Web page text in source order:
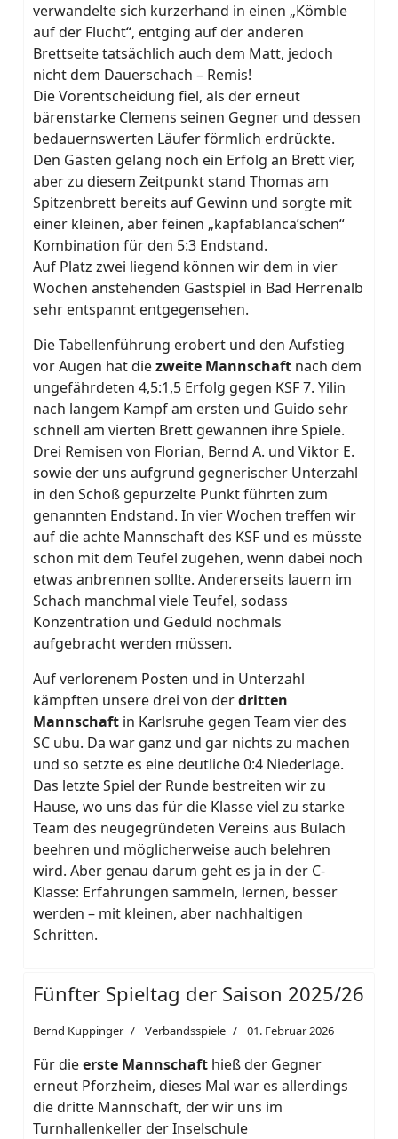
verwandelte sich kurzerhand in einen „Kömble
auf der Flucht“, entging auf der anderen
Brettseite tatsächlich auch dem Matt, jedoch
nicht dem Dauerschach – Remis!
Die Vorentscheidung fiel, als der erneut
bärenstarke Clemens seinen Gegner und dessen
bedauernswerten Läufer förmlich erdrückte.
Den Gästen gelang noch ein Erfolg an Brett vier,
aber zu diesem Zeitpunkt stand Thomas am
Spitzenbrett bereits auf Gewinn und sorgte mit
einer kleinen, aber feinen „kapfablanca’schen“
Kombination für den 5:3 Endstand.
Auf Platz zwei liegend können wir dem in vier
Wochen anstehenden Gastspiel in Bad Herrenalb
sehr entspannt entgegensehen.
Die Tabellenführung erobert und den Aufstieg
vor Augen hat diezweite Mannschaft nach dem
ungefährdeten 4,5:1,5 Erfolg gegen KSF 7. Yilin
nach langem Kampf am ersten und Guido sehr
schnell am vierten Brett gewannen ihre Spiele.
Drei Remisen von Florian, Bernd A. und Viktor E.
sowie der uns aufgrund gegnerischer Unterzahl
in den Schoß gepurzelte Punkt führten zum
genannten Endstand. In vier Wochen treffen wir
auf die achte Mannschaft des KSF und es müsste
schon mit dem Teufel zugehen, wenn dabei noch
etwas anbrennen sollte. Andererseits lauern im
Schach manchmal viele Teufel, sodass
Konzentration und Geduld nochmals
aufgebracht werden müssen.
Auf verlorenem Posten und in Unterzahl
kämpften unsere drei von derdritten
Mannschaft in Karlsruhe gegen Team vier des
SC ubu. Da war ganz und gar nichts zu machen
und so setzte es eine deutliche 0:4 Niederlage.
Das letzte Spiel der Runde bestreiten wir zu
Hause, wo uns das für die Klasse viel zu starke
Team des neugegründeten Vereins aus Bulach
beehren und möglicherweise auch belehren
wird. Aber genau darum geht es ja in der C-
Klasse: Erfahrungen sammeln, lernen, besser
werden – mit kleinen, aber nachhaltigen
Schritten.
Fünfter Spieltag der Saison 2025/26
Bernd Kuppinger Verbandsspiele 01. Februar 2026
Für dieerste Mannschaft hieß der Gegner
erneut Pforzheim, dieses Mal war es allerdings
die dritte Mannschaft, der wir uns im
Turnhallenkeller der Inselschule